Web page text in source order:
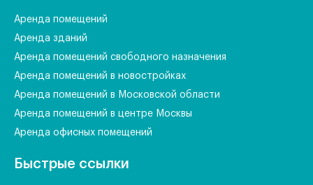
Аренда помещений
Аренда зданий
Аренда помещений свободного назначения
Аренда помещений в новостройках
Аренда помещений в Московской области
Аренда помещений в центре Москвы
Аренда офисных помещений
Быстрые ссылки